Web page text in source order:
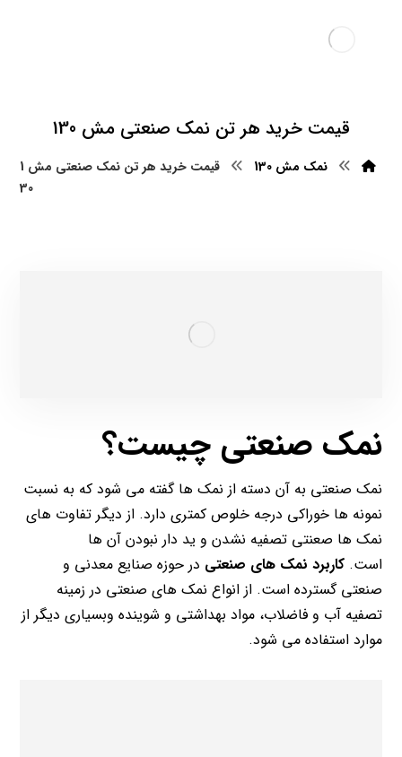
قیمت خرید هر تن نمک صنعتی مش 130
نمک مش 130
قیمت خرید هر تن نمک صنعتی مش 1
30
نمک صنعتی چیست؟
نمک صنعتی به آن دسته از نمک ها گفته می شود که به نسبت
نمونه ها خوراکی درجه خلوص کمتری دارد. از دیگر تفاوت های
نمک ها صعنتی تصفیه نشدن و ید دار نبودن آن ها
است.کاربرد نمک های صنعتی در حوزه صنایع معدنی و
صنعتی گسترده است. از انواع نمک های صنعتی در زمینه
تصفیه آب و فاضلاب، مواد بهداشتی و شوینده وبسیاری دیگر از
موارد استفاده می شود.